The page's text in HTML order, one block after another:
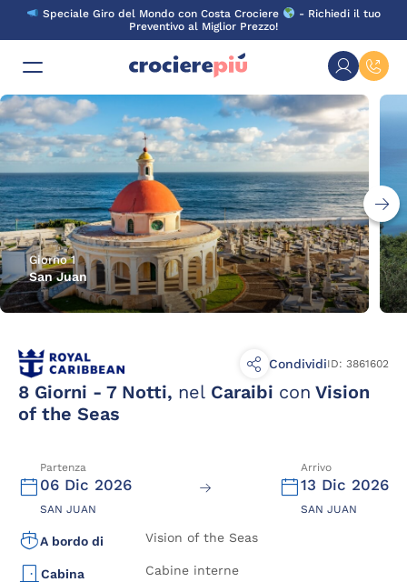
Skip
content
Speciale Giro del Mondo con Costa Crociere
- Richiedi il tuo
Preventivo al Miglior Prezzo!
Giorno 1
San Juan
8 Giorni - 7 Notti, nel Caraibi con Vision
of the Seas
CondividiID: 3861602
Partenza
06 Dic 2026
SAN JUAN
Arrivo
13 Dic 2026
SAN JUAN
A bordo di Vision of the Seas
Cabina Cabine interne